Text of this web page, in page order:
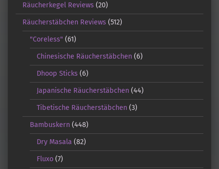
Räucherkegel Reviews (20)
Räucherstäbchen Reviews (512)
"Coreless" (61)
Chinesische Räucherstäbchen (6)
Dhoop Sticks (6)
Japanische Räucherstäbchen (44)
Tibetische Räucherstäbchen (3)
Bambuskern(448)
Dry Masala (82)
Fluxo (7)